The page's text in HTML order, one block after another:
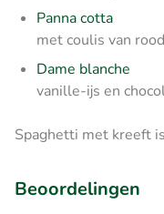
Panna cotta
met coulis van
Dame blanche
vanille-ijs en
Spaghetti met kreeft
Beoordelingen